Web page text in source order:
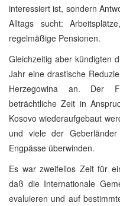
interessiert ist, sondern
Alltags sucht:
regelmäßige Pensionen.
Gleichzeitig aber kündigten
Jahr eine drastische
Herzegowina an. Der
beträchtliche Zeit in
Kosovo wiederaufgebaut
und viele der
Engpässe überwinden.
Es war zweifellos Zeit für
daß die Internationale
evaluieren und auf